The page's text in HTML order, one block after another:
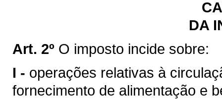
DA
Art. 2º O imposto incide sobre:
I - operações relativas à
fornecimento de alimentação e